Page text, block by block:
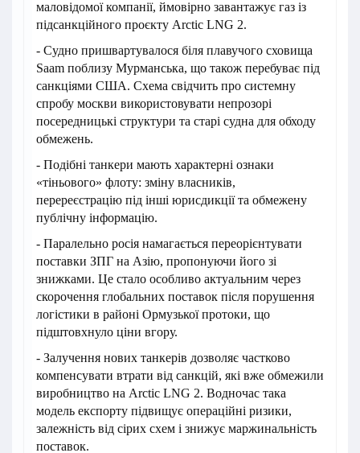
маловідомої компанії, ймовірно завантажує газ із
підсанкційного проєкту Arctic LNG 2.
- Судно пришвартувалося біля плавучого сховища
Saam поблизу Мурманська, що також перебуває під
санкціями США. Схема свідчить про системну
спробу москви використовувати непрозорі
посередницькі структури та старі судна для обходу
обмежень.
- Подібні танкери мають характерні ознаки
«тіньового» флоту: зміну власників,
перереєстрацію під інші юрисдикції та обмежену
публічну інформацію.
- Паралельно росія намагається переорієнтувати
поставки ЗПГ на Азію, пропонуючи його зі
знижками. Це стало особливо актуальним через
скорочення глобальних поставок після порушення
логістики в районі Ормузької протоки, що
підштовхнуло ціни вгору.
- Залучення нових танкерів дозволяє частково
компенсувати втрати від санкцій, які вже обмежили
виробництво на Arctic LNG 2. Водночас така
модель експорту підвищує операційні ризики,
залежність від сірих схем і знижує маржинальність
поставок.